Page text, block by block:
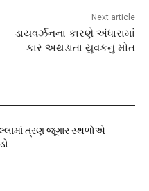
Next article
ડાયવર્ઝનના કારણે અંધારામાં
કાર અથડાતા યુવકનું મોત
ત્રણ જૂગાર સ્થળોએ